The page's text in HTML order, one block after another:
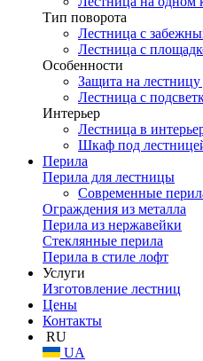
Тип поворота
Лестница с
Лестница с
Особенности
Защита на лестницу
Лестница с
Интерьер
Лестница в
Шкаф под
Перила
Перила для лестницы
Современные
Ограждения из металла
Перила из нержавейки
Стеклянные перила
Перила в стиле лофт
Услуги
Изготовление лестниц
Цены
Контакты
RU
UA